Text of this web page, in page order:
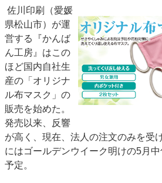
SDGs・地域
ポストプレス ビジネス
市場・統計
人事・移転・異動・訃報
特集記事カテゴリー一覧
2022 見える化・MIS特集
特集・デジタル印刷 アイデアで勝負！ ～多様
JAPAN PACK 2023 特集
特集・デジタル印刷 ～ 新成長軌道を描く
案内
発刊案内
佐川印刷（愛媛
県松山市）が運
営する『かんば
ん工房』はこの
ほど国内自社生
産の「オリジナ
ル布マスク」の
販売を始めた。
発売以来、反響
が高く、現在、法人の注文のみを受
にはゴールデンウイーク明けの5月
予定。